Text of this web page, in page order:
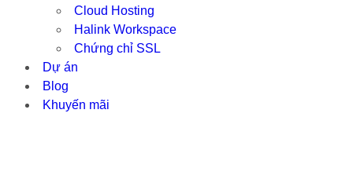
Cloud Hosting
Halink Workspace
Chứng chỉ SSL
Dự án
Blog
Khuyến mãi